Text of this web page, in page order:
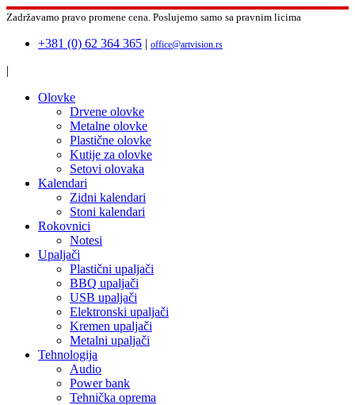
Zadržavamo pravo promene cena. Poslujemo samo sa pravnim licima
+381 (0) 62 364 365 | office@artvision.rs
|
Olovke
Drvene olovke
Metalne olovke
Plastične olovke
Kutije za olovke
Setovi olovaka
Kalendari
Zidni kalendari
Stoni kalendari
Rokovnici
Notesi
Upaljači
Plastični upaljači
BBQ upaljači
USB upaljači
Elektronski upaljači
Kremen upaljači
Metalni upaljači
Tehnologija
Audio
Power bank
Tehnička oprema